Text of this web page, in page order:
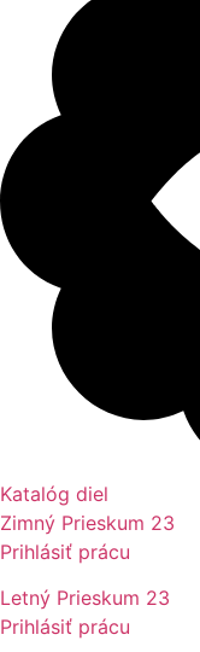
Katalóg diel
Zimný Prieskum 23
Prihlásiť prácu
Letný Prieskum 23
Prihlásiť prácu